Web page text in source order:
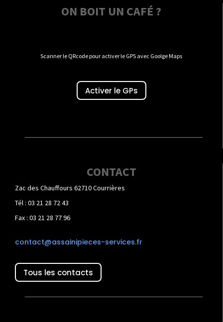
ON BOIT UN CAFÉ ?
Scanner le QRcode pour activer le GPS avec Goolge Maps
Activer le GPs
CONTACT
Zac des Chauffours 62710 Courrières
Tél : 03 21 28 72 43
Fax : 03 21 28 77 96
contact@assainipieces-services.fr
Tous les contacts